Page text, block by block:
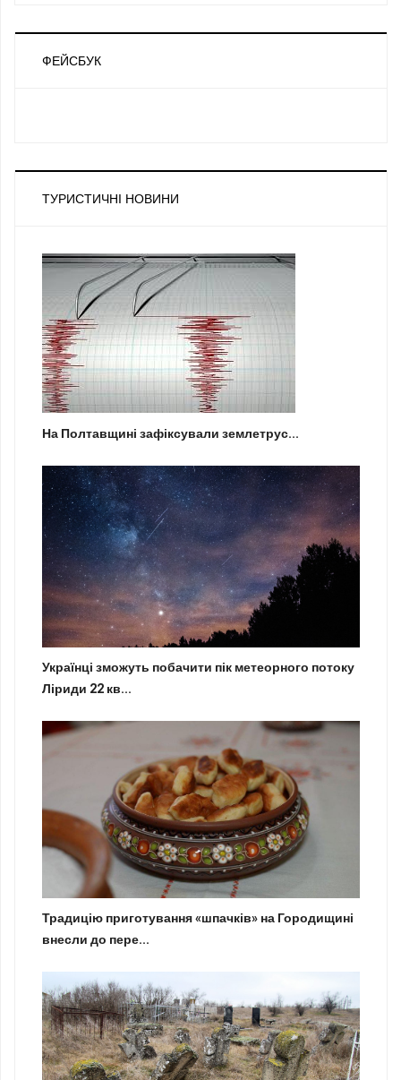
ФЕЙСБУК
ТУРИСТИЧНІ НОВИНИ
На Полтавщині зафіксували землетрус...
Українці зможуть побачити пік метеорного потоку
Ліриди 22 кв...
Традицію приготування «шпачків» на Городищині
внесли до пере...